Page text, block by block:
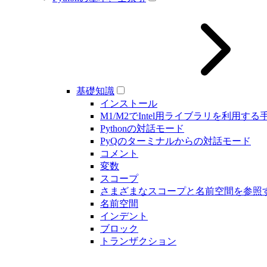
基礎知識
インストール
M1/M2でIntel用ライブラリを利用する
Pythonの対話モード
PyQのターミナルからの対話モード
コメント
変数
スコープ
さまざまなスコープと名前空間を参照
名前空間
インデント
ブロック
トランザクション